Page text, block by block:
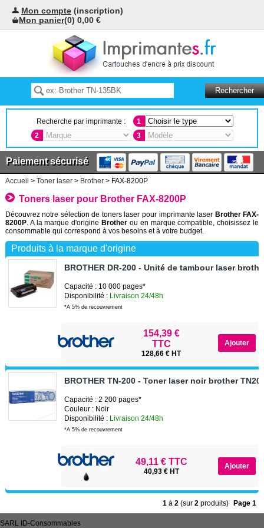
Mon compte (inscription)
Mon panier(0) 0,00 €
Recherche par imprimante :
1
2
3
Paiement sécurisé
Accueil > Toner laser> Brother> FAX-8200P
Toners laser pour Brother FAX-8200P
Découvrez notre sélection de toners laser pour imprimante laser Brother FAX-
8200P. A la marque d'origineBrother ou en marque compatible, choisissez le
consommable qui correspond à vos besoins et à votre budget.
Produits à la marque d'origine
BROTHER DR-200 - Unité de tambour laser
Capacité : 10 000 pages*
Disponibilité : Livraison 24/48h
*A 5% de recouvrement
154,39 €
TTC
128,66 € HT
BROTHER TN-200 - Toner laser noir brother
Capacité : 2 200 pages*
Couleur : Noir
Disponibilité : Livraison 24/48h
*A 5% de recouvrement
49,11 € TTC
40,93 € HT
1 à2 (sur2 produits) Page 1
SARL ID-Consommables